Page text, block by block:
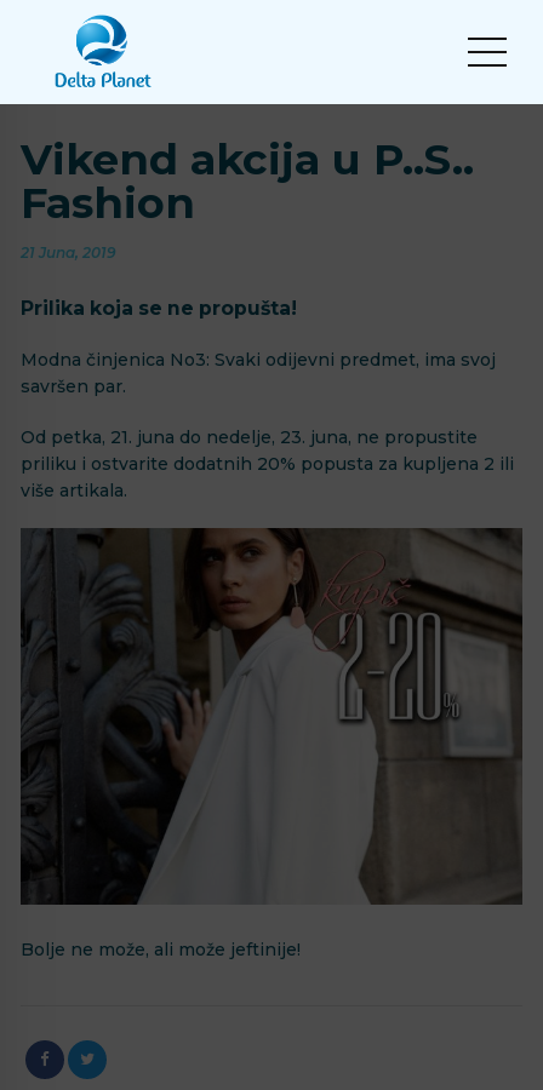
Vikend akcija u P..S..
Fashion
21 Juna, 2019
Prilika koja se ne propušta!
Modna činjenica No3: Svaki odijevni predmet, ima svoj
savršen par.
Od petka, 21. juna do nedelje, 23. juna, ne propustite
priliku i ostvarite dodatnih 20% popusta za kupljena 2 ili
više artikala.
Bolje ne može, ali može jeftinije!